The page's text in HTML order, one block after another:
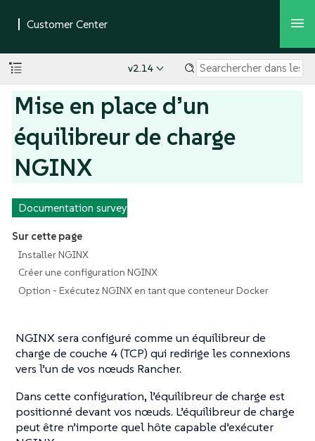
v2.14
Mise en place d’un
équilibreur de charge
NGINX
Documentation survey
Sur cette page
Installer NGINX
Créer une configuration NGINX
Option - Exécutez NGINX en tant que conteneur Docker
NGINX sera configuré comme un équilibreur de
charge de couche 4 (TCP) qui redirige les connexions
vers l’un de vos nœuds Rancher.
Dans cette configuration, l’équilibreur de charge est
positionné devant vos nœuds. L’équilibreur de charge
peut être n’importe quel hôte capable d’exécuter